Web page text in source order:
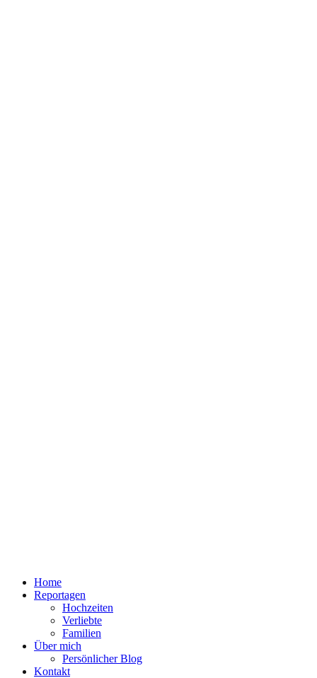
Home
Reportagen
Hochzeiten
Verliebte
Familien
Über mich
Persönlicher Blog
Kontakt